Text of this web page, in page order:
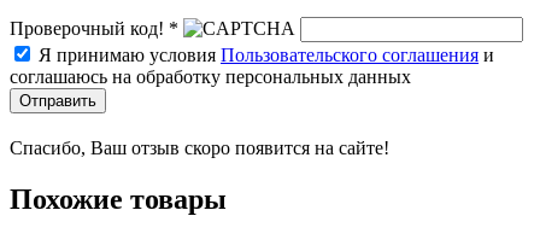
Проверочный код! *
Я принимаю условия Пользовательского соглашения и
соглашаюсь на обработку персональных данных
Отправить
Спасибо, Ваш отзыв скоро появится на сайте!
Похожие товары